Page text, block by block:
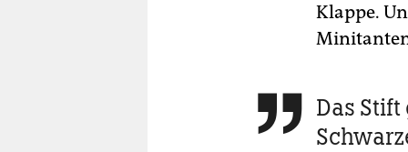
Klappe.
 Das